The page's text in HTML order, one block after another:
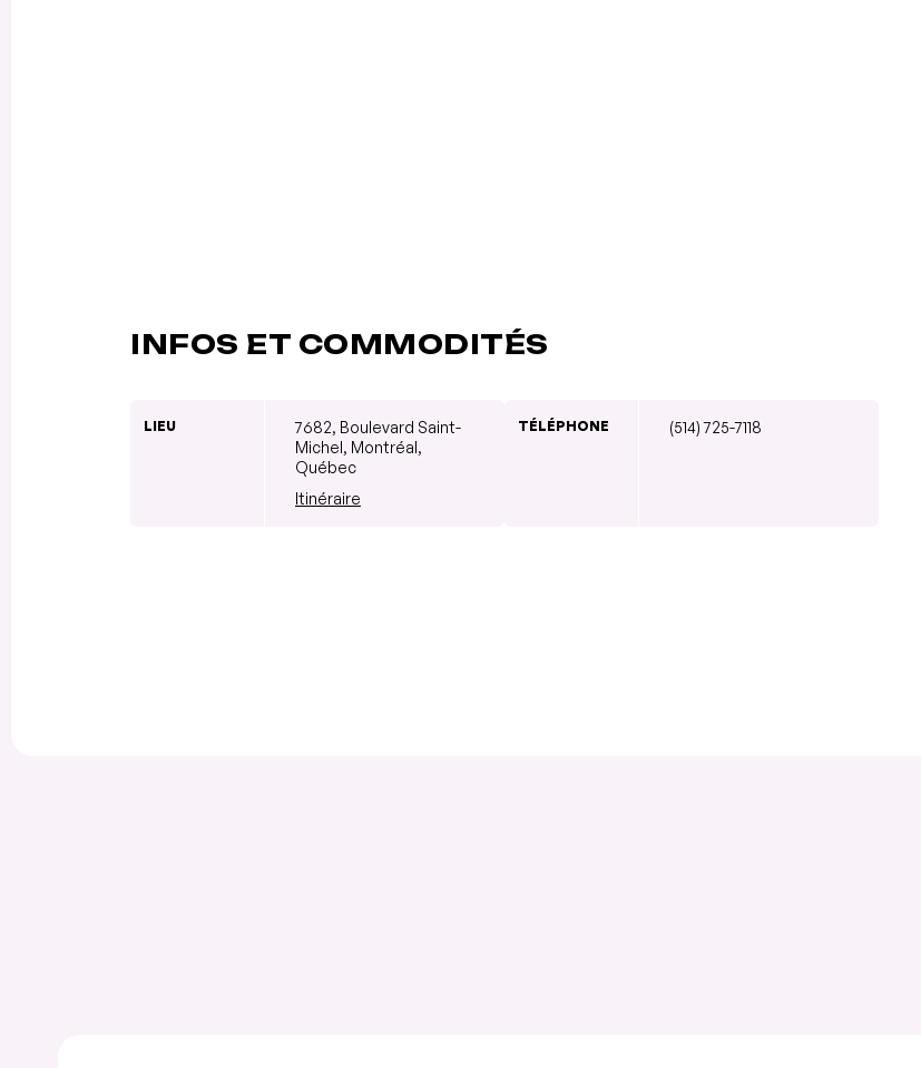
INFOS ET COMMODITÉS
LIEU
7682, Boulevard Saint-
Michel, Montréal,
Québec
Itinéraire
TÉLÉPHONE (514) 725-7118